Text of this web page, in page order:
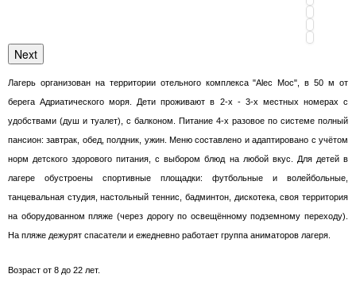
Next
Лагерь организован на территории отельного комплекса "Alec Moc", в 50 м от
берега Адриатического моря. Дети проживают в 2-х - 3-х местных номерах с
удобствами (душ и туалет), с балконом. Питание 4-х разовое по системе полный
пансион: завтрак, обед, полдник, ужин. Меню составлено и адаптировано с учётом
норм детского здорового питания, с выбором блюд на любой вкус. Для детей в
лагере обустроены спортивные площадки: футбольные и волейбольные,
танцевальная студия, настольный теннис, бадминтон, дискотека, своя территория
на оборудованном пляже (через дорогу по освещённому подземному переходу).
На пляже дежурят спасатели и ежедневно работает группа аниматоров лагеря.
Возраст от 8 до 22 лет.